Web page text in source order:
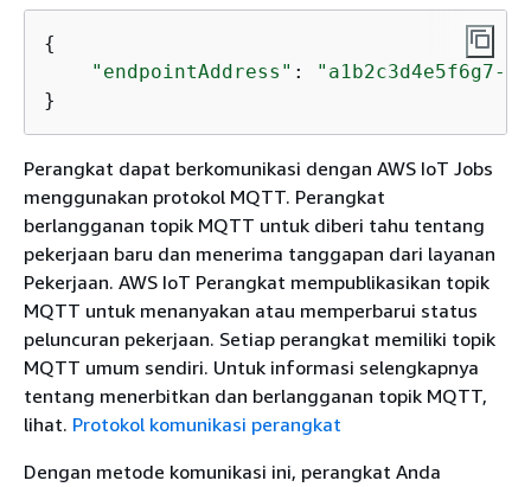
{
"endpointAddress" :
"a1b2c3d4e5f6g7-
}
Perangkat dapat berkomunikasi dengan AWS IoT Jobs
menggunakan protokol MQTT. Perangkat
berlangganan topik MQTT untuk diberi tahu tentang
pekerjaan baru dan menerima tanggapan dari layanan
Pekerjaan. AWS IoT Perangkat mempublikasikan topik
MQTT untuk menanyakan atau memperbarui status
peluncuran pekerjaan. Setiap perangkat memiliki topik
MQTT umum sendiri. Untuk informasi selengkapnya
tentang menerbitkan dan berlangganan topik MQTT,
lihat. Protokol komunikasi perangkat
Dengan metode komunikasi ini, perangkat Anda